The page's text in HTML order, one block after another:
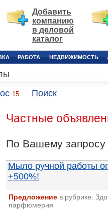
Добавить
компанию
в деловой
каталог
РАБОТА НЕДВИЖИМОСТЬ
15 Поиск
Частные
По Вашему запросу
Мыло ручной работы
+500%!
Предложение в рубрике:
парфюмерия